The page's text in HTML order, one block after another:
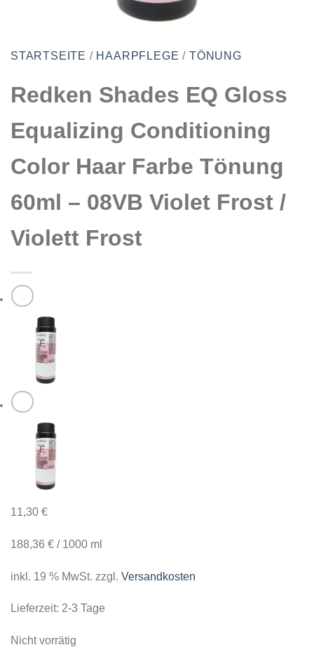
STARTSEITE / HAARPFLEGE / TÖNUNG
Redken Shades EQ Gloss
Equalizing Conditioning
Color Haar Farbe Tönung
60ml – 08VB Violet Frost /
Violett Frost
11,30 €
188,36 € / 1000 ml
inkl. 19 % MwSt. zzgl. Versandkosten
Lieferzeit: 2-3 Tage
Nicht vorrätig